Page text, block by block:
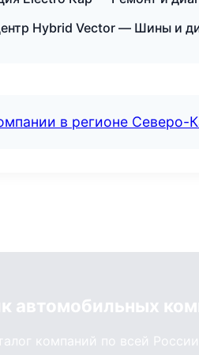
Hybrid Vector — Шины и
в регионе Северо-
автомобильных
компаний по всей России